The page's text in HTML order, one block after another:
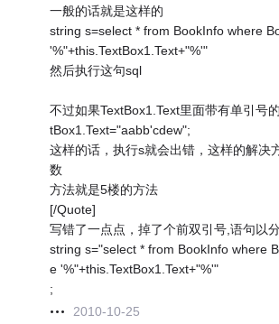
一般的话就是这样的
string s=select * from BookInfo where
'%"+this.TextBox1.Text+"%'"
然后执行这句sql
不过如果TextBox1.Text里面带有单引号
tBox1.Text="aabb'cdew";
这样的话，执行s就会出错，这样的解决
数
方法就是5楼的方法
[/Quote]
写错了一点点，掉了个前双引号,语句以
string s="select * from BookInfo where
e '%"+this.TextBox1.Text+"%'"
;
2010-10-25